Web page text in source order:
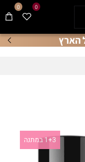
הארץ
0 0
1+3 במתנה